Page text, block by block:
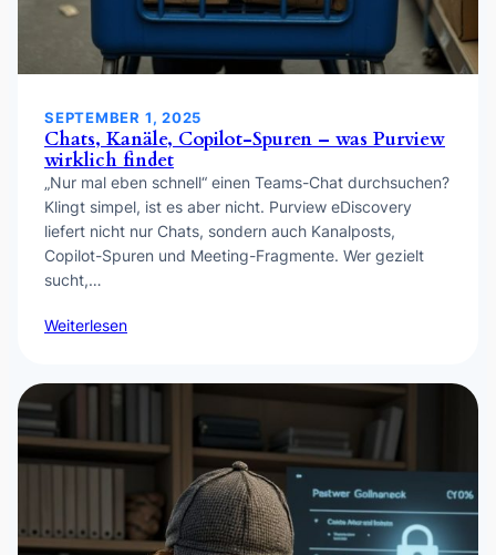
SEPTEMBER 1, 2025
Chats, Kanäle, Copilot-Spuren – was Purview
wirklich findet
„Nur mal eben schnell“ einen Teams-Chat durchsuchen?
Klingt simpel, ist es aber nicht. Purview eDiscovery
liefert nicht nur Chats, sondern auch Kanalposts,
Copilot-Spuren und Meeting-Fragmente. Wer gezielt
sucht,…
Weiterlesen